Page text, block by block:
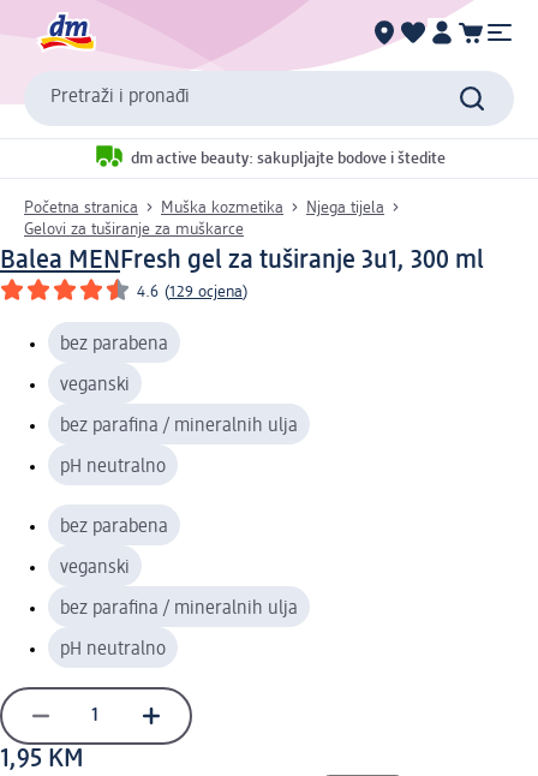
Pretraži i pronađi
dm active beauty: sakupljajte bodove i štedite
Početna stranica Muška kozmetika
Njega tijela
Gelovi za tuširanje za muškarce
Balea MENFresh gel za tuširanje 3u1, 300 ml
4.6 (129 ocjena)
bez parabena
veganski
bez parafina / mineralnih ulja
pH neutralno
bez parabena
veganski
bez parafina / mineralnih ulja
pH neutralno
1,95 KM